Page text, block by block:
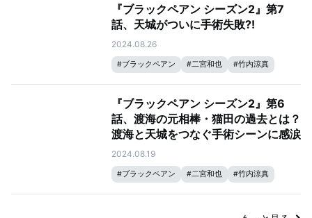
『ブラックペアン シーズン2』第7
話、天城がついに手術失敗⁈
2024.08.26
#ブラックペアン #二宮和也 #竹内涼真
『ブラックペアン シーズン2』第6
話、渡海の元相棒・猫田の過去とは？
渡海と天城をつなぐ手術シーンに感涙
2024.08.19
#ブラックペアン #二宮和也 #竹内涼真